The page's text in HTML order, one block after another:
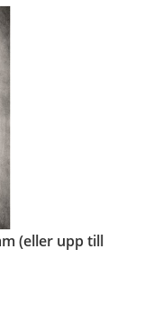
(eller upp till